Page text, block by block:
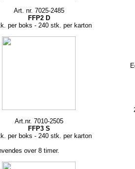
Art. nr. 7025-2485
FFP2 D
per boks - 240 stk. per karton
Art.nr. 7010-2505
FFP3 S
per boks - 240 stk. per karton
over 8 timer.